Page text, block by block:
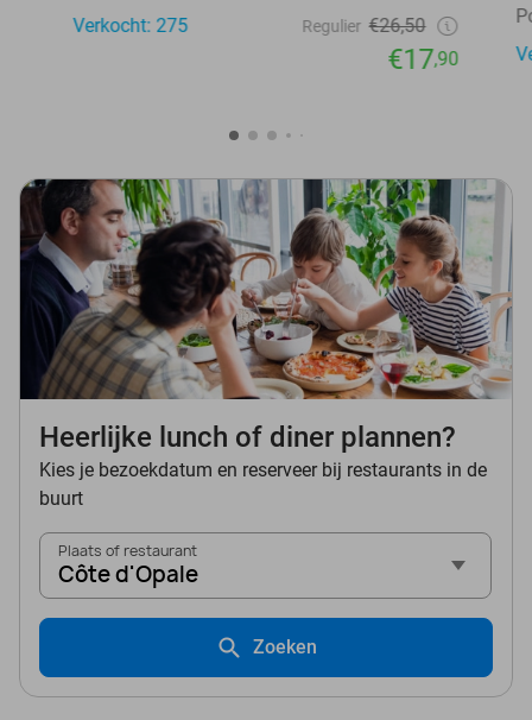
Verkocht: 275
Regulier €26,50
€17,90
Heerlijke lunch of diner plannen?
Kies je bezoekdatum en reserveer bij restaurants in de
buurt
Plaats of restaurant
Côte d'Opale
Zoeken